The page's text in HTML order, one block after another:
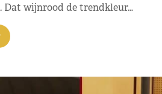
Dat wijnrood de trendkleur…